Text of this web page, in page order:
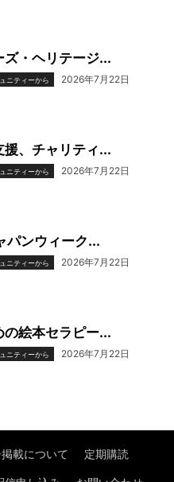
ズ・ヘリテージ...
ニティーから 2026年7月22日
援、チャリティ...
ニティーから 2026年7月22日
パンウィーク...
ニティーから 2026年7月22日
の絵本セラピー...
ニティーから 2026年7月22日
載について 定期購読